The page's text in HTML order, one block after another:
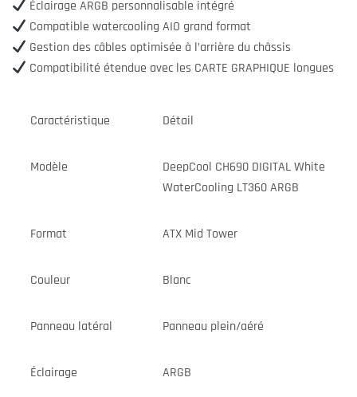
Éclairage ARGB personnalisable intégré
Compatible watercooling AIO grand format
Gestion des câbles optimisée à l’arrière du châssis
Compatibilité étendue avec les CARTE GRAPHIQUE longues
Caractéristique Détail
Modèle
DeepCool CH690 DIGITAL White
WaterCooling LT360 ARGB
Format ATX Mid Tower
Couleur Blanc
Panneau latéral Panneau plein/aéré
Éclairage ARGB